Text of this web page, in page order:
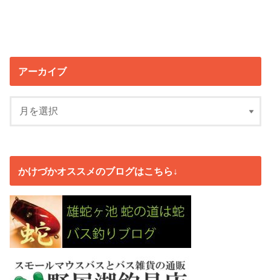
アーカイブ
かけづかオススメのブログはこちら↓